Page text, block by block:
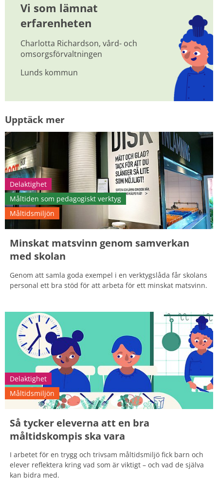
Vi som lämnat
erfarenheten
Charlotta Richardson, vård- och
omsorgsförvaltningen
Lunds kommun
Upptäck mer
Delaktighet
Måltiden som pedagogiskt verktyg
Måltidsmiljön
Minskat matsvinn genom samverkan
med skolan
Genom att samla goda exempel i en verktygslåda får skolans
personal ett bra stöd för att arbeta för ett minskat matsvinn.
Delaktighet
Måltidsmiljön
Så tycker eleverna att en bra
måltidskompis ska vara
I arbetet för en trygg och trivsam måltidsmiljö fick barn och
elever reflektera kring vad som är viktigt – och vad de själva
kan bidra med.